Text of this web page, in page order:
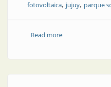
fotovoltaica jujuy parque
Read moreabout La